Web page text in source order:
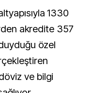
1330
akredite 357
özel
ve bilgi